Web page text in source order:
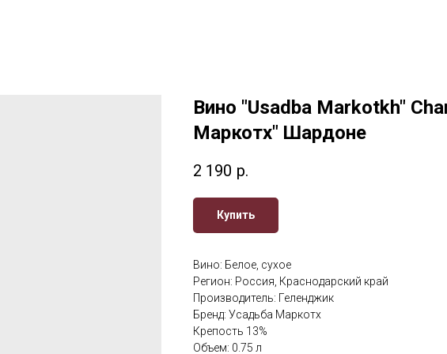
Вино "Usadba Markotkh"
Маркотх" Шардоне
2 190 р.
Купить
Вино: Белое, сухое
Регион: Россия, Краснодарский край
Производитель: Геленджик
Бренд: Усадьба Маркотх
Крепость 13%
Объем: 0.75 л